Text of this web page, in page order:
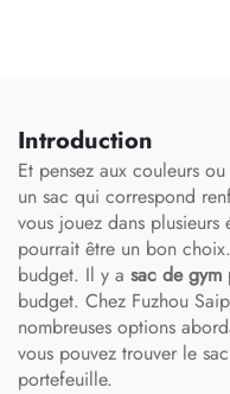
et de basketball
Introduction
Et pensez aux couleurs
un sac qui correspond
vous jouez dans
pourrait être un bon
budget. Il y a sac de gym
budget. Chez Fuzhou
nombreuses options
vous pouvez trouver le
portefeuille.